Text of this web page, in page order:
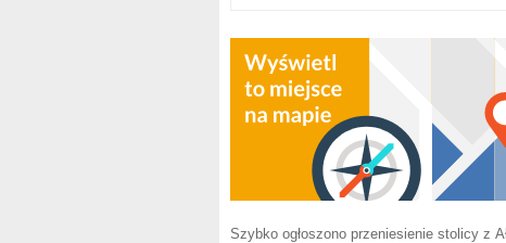
Szybko ogłoszono przeniesienie stolicy z